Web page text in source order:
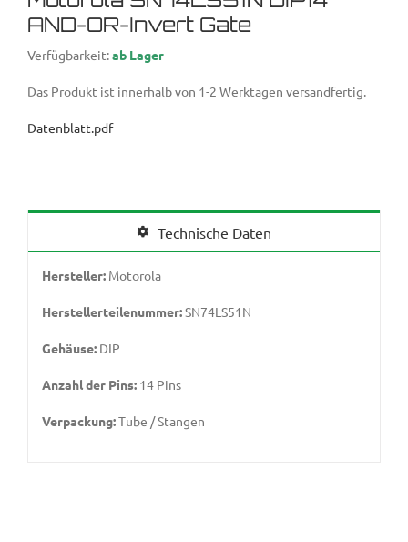
AND-OR-Invert Gate
Verfügbarkeit:ab Lager
Das Produkt ist innerhalb von 1-2 Werktagen versandfertig.
Datenblatt.pdf
Technische Daten
Hersteller: Motorola
Herstellerteilenummer:SN74LS51N
Gehäuse: DIP
Anzahl der Pins: 14 Pins
Verpackung:Tube / Stangen